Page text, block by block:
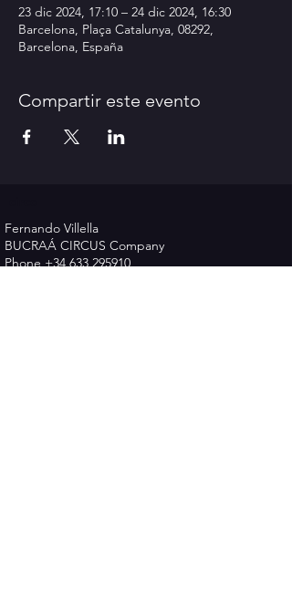
23 dic 2024, 17:10 – 24 dic 2024, 16:30
Barcelona, Plaça Catalunya, 08292,
Barcelona, España
Compartir este evento
Fernando Villella
BUCRAÁ CIRCUS Company
Phone+34 633 295910